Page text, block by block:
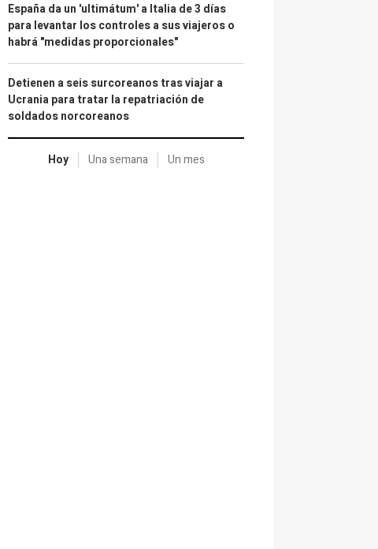
España da un 'ultimátum' a Italia de 3 días
para levantar los controles a sus viajeros o
habrá "medidas proporcionales"
Detienen a seis surcoreanos tras viajar a
Ucrania para tratar la repatriación de
soldados norcoreanos
Hoy Una semana Un mes